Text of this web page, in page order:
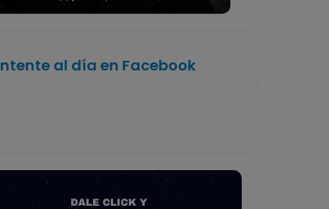
al día en Facebook